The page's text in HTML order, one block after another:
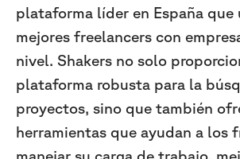
plataforma líder en España que
mejores freelancers con
nivel. Shakers no solo
plataforma robusta para la
proyectos, sino que también
herramientas que ayudan a los